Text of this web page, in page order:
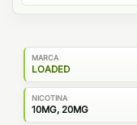
MARCA
LOADED
NICOTINA
10MG, 20MG